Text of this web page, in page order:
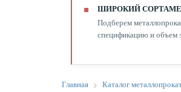
ШИРОКИЙ
Подберем
спецификацию и объем
Главная Каталог